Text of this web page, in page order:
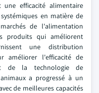
efficacité alimentaire
en matière de
de l'alimentation
produits qui améliorent
une distribution
améliorer l'efficacité de
de la technologie de
a progressé à un
de meilleures capacités